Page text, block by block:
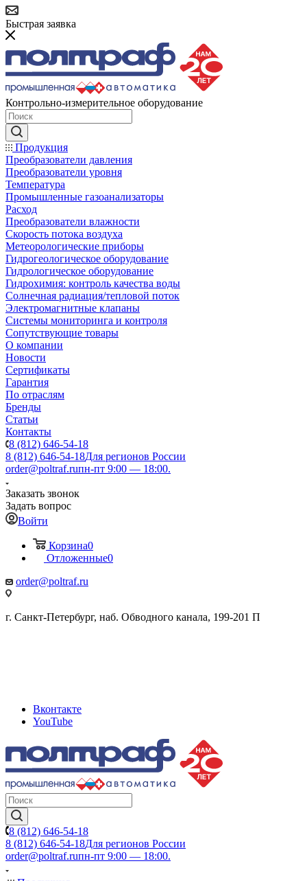
Быстрая заявка
Контрольно-измерительное оборудование
Продукция
Преобразователи давления
Преобразователи уровня
Температура
Промышленные газоанализаторы
Расход
Преобразователи влажности
Скорость потока воздуха
Метеорологические приборы
Гидрогеологическое оборудование
Гидрологическое оборудование
Гидрохимия: контроль качества воды
Солнечная радиация/тепловой поток
Электромагнитные клапаны
Системы мониторинга и контроля
Сопутствующие товары
О компании
Новости
Сертификаты
Гарантия
По отраслям
Бренды
Статьи
Контакты
8 (812) 646-54-18
8 (812) 646-54-18Для регионов России
order@poltraf.ruпн-пт 9:00 — 18:00.
Заказать звонок
Задать вопрос
Войти
Корзина0
Отложенные0
order@poltraf.ru
г. Санкт-Петербург, наб. Обводного канала, 199-201 П
Вконтакте
YouTube
8 (812) 646-54-18
8 (812) 646-54-18Для регионов России
order@poltraf.ruпн-пт 9:00 — 18:00.